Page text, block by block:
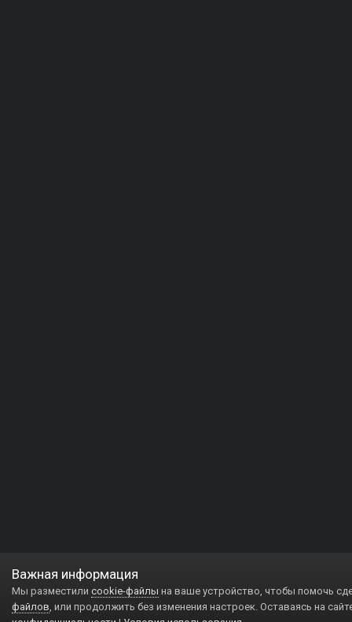
Важная информация
Мы разместили cookie-файлы на ваше устройство, чтобы помочь
файлов, или продолжить без изменения настроек. Оставаясь на